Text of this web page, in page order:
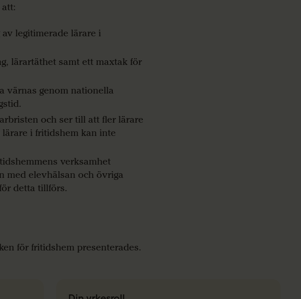
legitimerade lärare i
lärartäthet samt ett maxtak för
värnas genom nationella
och ser till att fler lärare
i fritidshem kan inte
verksamhet
med elevhälsan och övriga
detta tillförs.
för fritidshem presenterades.